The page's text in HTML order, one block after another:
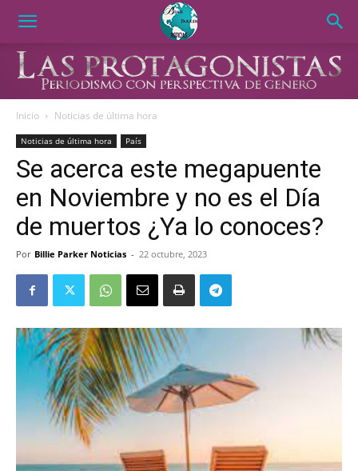
Inicio Noticias de última hora
Noticias de última hora País
Se acerca este megapuente
en Noviembre y no es el Día
de muertos ¿Ya lo conoces?
Por Billie Parker Noticias - 22 octubre, 2023